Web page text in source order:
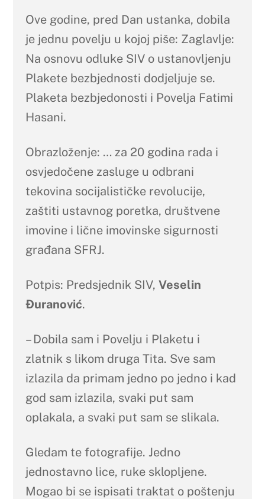
Ove godine, pred Dan ustanka, dobila
je jednu povelju u kojoj piše: Zaglavlje:
Na osnovu odluke SIV o ustanovljenju
Plakete bezbjednosti dodjeljuje se.
Plaketa bezbjedonosti i Povelja Fatimi
Hasani.
Obrazloženje: … za 20 godina rada i
osvjedočene zasluge u odbrani
tekovina socijalističke revolucije,
zaštiti ustavnog poretka, društvene
imovine i lične imovinske sigurnosti
građana SFRJ.
Potpis: Predsjednik SIV, Veselin
Đuranović.
– Dobila sam i Povelju i Plaketu i
zlatnik s likom druga Tita. Sve sam
izlazila da primam jedno po jedno i kad
god sam izlazila, svaki put sam
oplakala, a svaki put sam se slikala.
Gledam te fotografije. Jedno
jednostavno lice, ruke sklopljene.
Mogao bi se ispisati traktat o poštenju